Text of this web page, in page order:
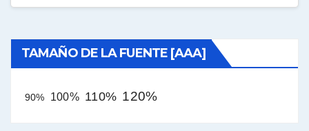
TAMAÑO DE LA FUENTE [AAA]
90% 100% 110% 120%